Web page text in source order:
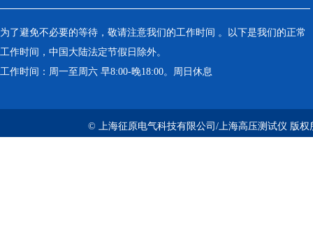
为了避免不必要的等待，敬请注意我们的工作时间 。以下是我们的正常
工作时间，中国大陆法定节假日除外。
工作时间：周一至周六 早8:00-晚18:00。周日休息
© 上海征原电气科技有限公司/上海高压测试仪 版权